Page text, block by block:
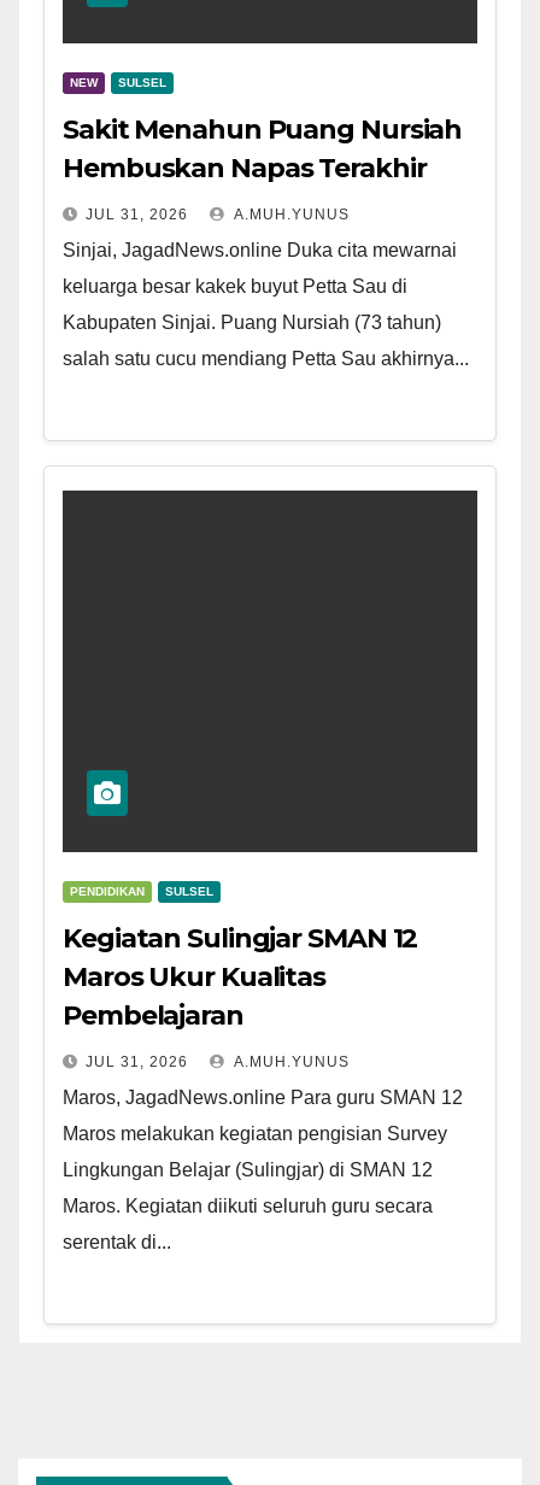
NEW SULSEL
Sakit Menahun Puang Nursiah
Hembuskan Napas Terakhir
JUL 31, 2026 A.MUH.YUNUS
Sinjai, JagadNews.online Duka cita mewarnai
keluarga besar kakek buyut Petta Sau di
Kabupaten Sinjai. Puang Nursiah (73 tahun)
salah satu cucu mendiang Petta Sau akhirnya...
PENDIDIKAN SULSEL
Kegiatan Sulingjar SMAN 12
Maros Ukur Kualitas
Pembelajaran
JUL 31, 2026 A.MUH.YUNUS
Maros, JagadNews.online Para guru SMAN 12
Maros melakukan kegiatan pengisian Survey
Lingkungan Belajar (Sulingjar) di SMAN 12
Maros. Kegiatan diikuti seluruh guru secara
serentak di...